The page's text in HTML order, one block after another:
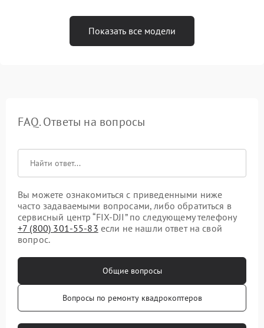
Показать все модели
FAQ. Ответы на вопросы
Вы можете ознакомиться с приведенными ниже
часто задаваемыми вопросами, либо обратиться в
сервисный центр “FIX-DJI” по следующему телефону
+7 (800) 301-55-83 если не нашли ответ на свой
вопрос.
Общие вопросы
Вопросы по ремонту квадрокоптеров